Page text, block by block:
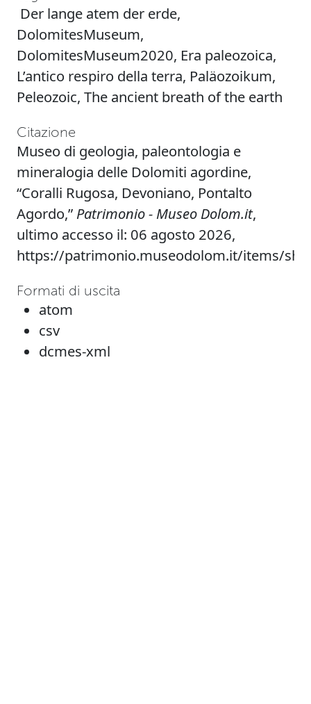
Der lange atem der erde,
DolomitesMuseum,
DolomitesMuseum2020, Era paleozoica,
L’antico respiro della terra, Paläozoikum,
Peleozoic, The ancient breath of the earth
Citazione
Museo di geologia, paleontologia e
mineralogia delle Dolomiti agordine,
“Coralli Rugosa, Devoniano, Pontalto
Agordo,” Patrimonio - Museo Dolom.it,
ultimo accesso il: 06 agosto 2026,
https://patrimonio.museodolom.it/items/
Formati di uscita
atom
csv
dcmes-xml